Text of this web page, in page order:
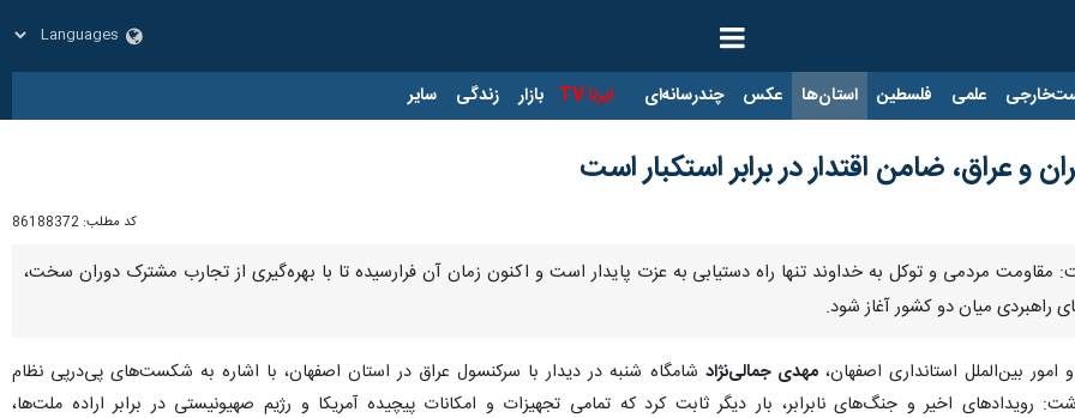
علمی فلسطین استان‌ها عکس چندرسانه‌ای ایرنا TV بازار زندگی سایر
و عراق، ضامن اقتدار در برابر استکبار است
کد مطلب: 86188372